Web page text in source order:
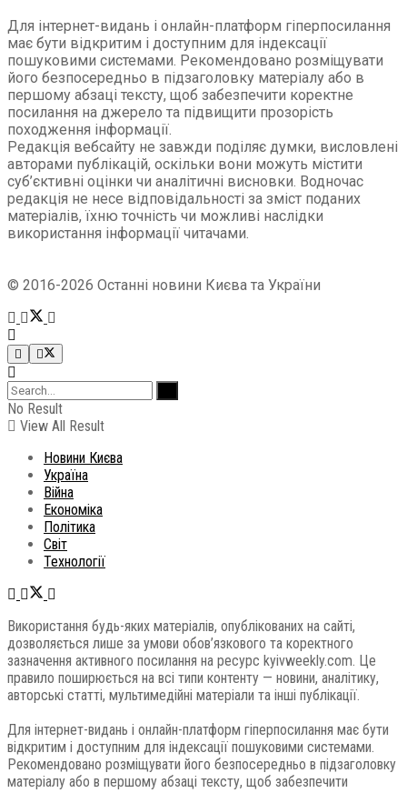
Для інтернет-видань і онлайн-платформ гіперпосилання
має бути відкритим і доступним для індексації
пошуковими системами. Рекомендовано розміщувати
його безпосередньо в підзаголовку матеріалу або в
першому абзаці тексту, щоб забезпечити коректне
посилання на джерело та підвищити прозорість
походження інформації.
Редакція вебсайту не завжди поділяє думки, висловлені
авторами публікацій, оскільки вони можуть містити
суб’єктивні оцінки чи аналітичні висновки. Водночас
редакція не несе відповідальності за зміст поданих
матеріалів, їхню точність чи можливі наслідки
використання інформації читачами.
© 2016-2026 Останні новини Києва та України
No Result
View All Result
Новини Києва
Україна
Війна
Економіка
Політика
Світ
Технології
Використання будь-яких матеріалів, опублікованих на сайті,
дозволяється лише за умови обов’язкового та коректного
зазначення активного посилання на ресурс kyivweekly.com. Це
правило поширюється на всі типи контенту — новини, аналітику,
авторські статті, мультимедійні матеріали та інші публікації.
Для інтернет-видань і онлайн-платформ гіперпосилання має бути
відкритим і доступним для індексації пошуковими системами.
Рекомендовано розміщувати його безпосередньо в підзаголовку
матеріалу або в першому абзаці тексту, щоб забезпечити